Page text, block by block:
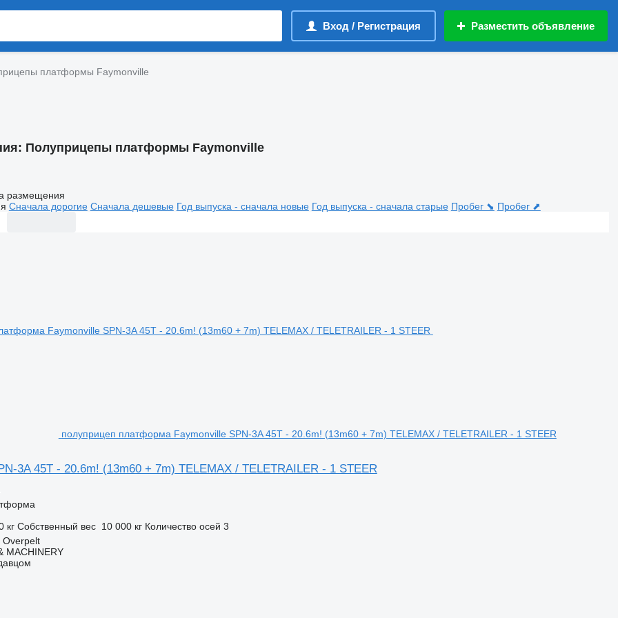
Вход / Регистрация Разместить объявление
платформы Faymonville
Полуприцепы платформы Faymonville
размещения
Сначала дорогие Сначала дешевые Год выпуска - сначала новые Год выпуска - сначала старые Пробег ⬊ Пробег ⬈
полуприцеп платформа Faymonville SPN-3A 45T - 20.6m! (13m60 + 7m) TELEMAX / TELETRAILER - 1 STEER
3A 45T - 20.6m! (13m60 + 7m) TELEMAX / TELETRAILER - 1 STEER
кг Собственный вес 10 000 кг Количество осей 3
MACHINERY